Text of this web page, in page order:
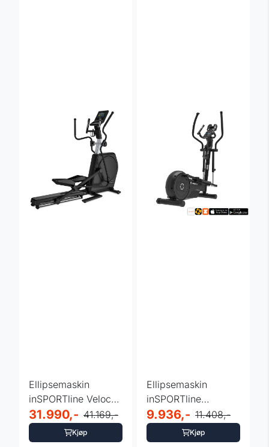
Ellipsemaskin
inSPORTline Velocer
ET – Robust og ...
31.990,- 41.169,-
Kjøp
Ellipsemaskin
inSPORTline
ZenStride 300 – ...
9.936,- 11.408,-
Kjøp